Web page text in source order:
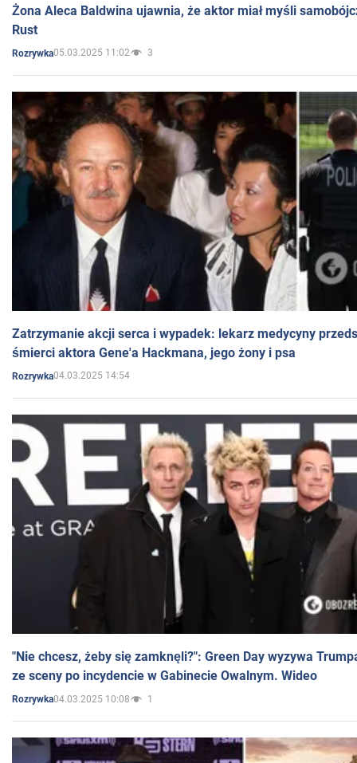
Żona Aleca Baldwina ujawnia, że aktor miał myśli
Rust
Rozrywka05.03.2025 11:02 3
Zatrzymanie akcji serca i wypadek: lekarz medycyny
śmierci aktora Gene'a Hackmana, jego żony i psa
Rozrywka04.03.2025 14:54
"Nie chcesz, żeby się zamknęli?": Green Day wyzywa
ze sceny po incydencie w Gabinecie Owalnym. Wideo
Rozrywka04.03.2025 10:08 1